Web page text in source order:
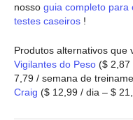
nosso guia completo para
testes caseiros !
Produtos alternativos que
Vigilantes do Peso ($ 2,87
7,79 / semana de
Craig ($ 12,99 / dia – $